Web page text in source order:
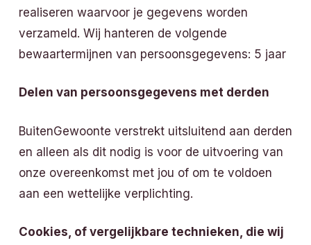
realiseren waarvoor je gegevens worden
verzameld. Wij hanteren de volgende
bewaartermijnen van persoonsgegevens: 5 jaar
Delen van persoonsgegevens met derden
BuitenGewoonte verstrekt uitsluitend aan derden
en alleen als dit nodig is voor de uitvoering van
onze overeenkomst met jou of om te voldoen
aan een wettelijke verplichting.
Cookies, of vergelijkbare technieken, die wij